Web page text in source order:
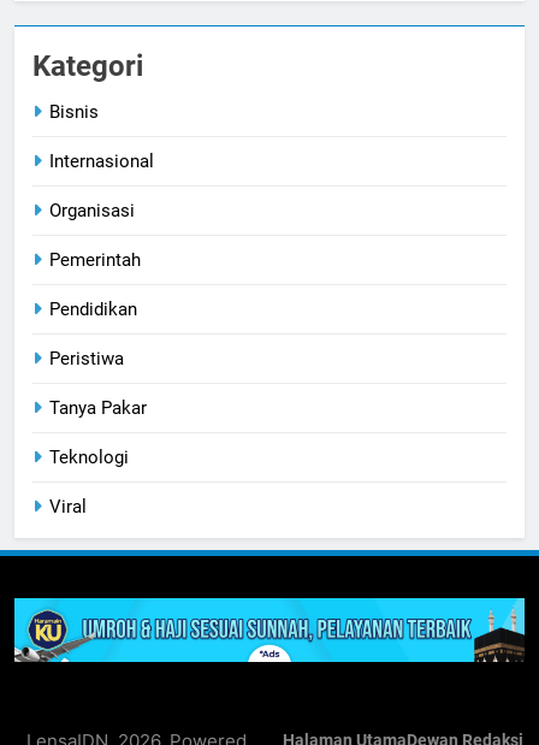
Kategori
Bisnis
Internasional
Organisasi
Pemerintah
Pendidikan
Peristiwa
Tanya Pakar
Teknologi
Viral
LensaIDN. 2026. Powered Halaman UtamaDewan Redaksi